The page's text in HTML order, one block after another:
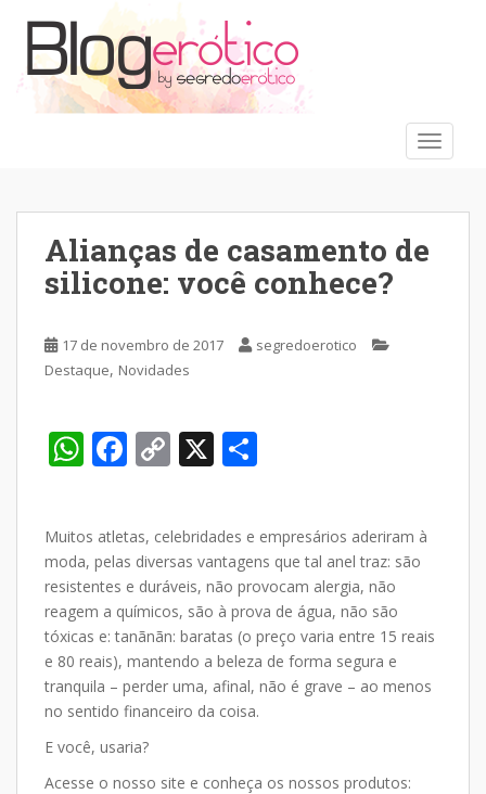
Alianças​ ​de​ ​casamento​ ​de​ ​
silicone:​ ​você​ ​conhece?
17 de novembro de 2017
segredoerotico
Destaque, Novidades
W
at
s
A
p
p
F
b
o
o
k
C
p
y
Li
n
k
X
e
Muitos atletas, celebridades e empresários aderiram à
moda, pelas diversas vantagens que tal anel traz: são
resistentes e duráveis, não provocam alergia, não
reagem a químicos, são à prova de água, não são
tóxicas e: tanãnãn: baratas (o preço varia entre 15 reais
e 80 reais), mantendo a beleza de forma segura e
tranquila – perder uma, afinal, não é grave – ao menos
no sentido financeiro da coisa.
E você, usaria?
Acesse o nosso site e conheça os nossos produtos: